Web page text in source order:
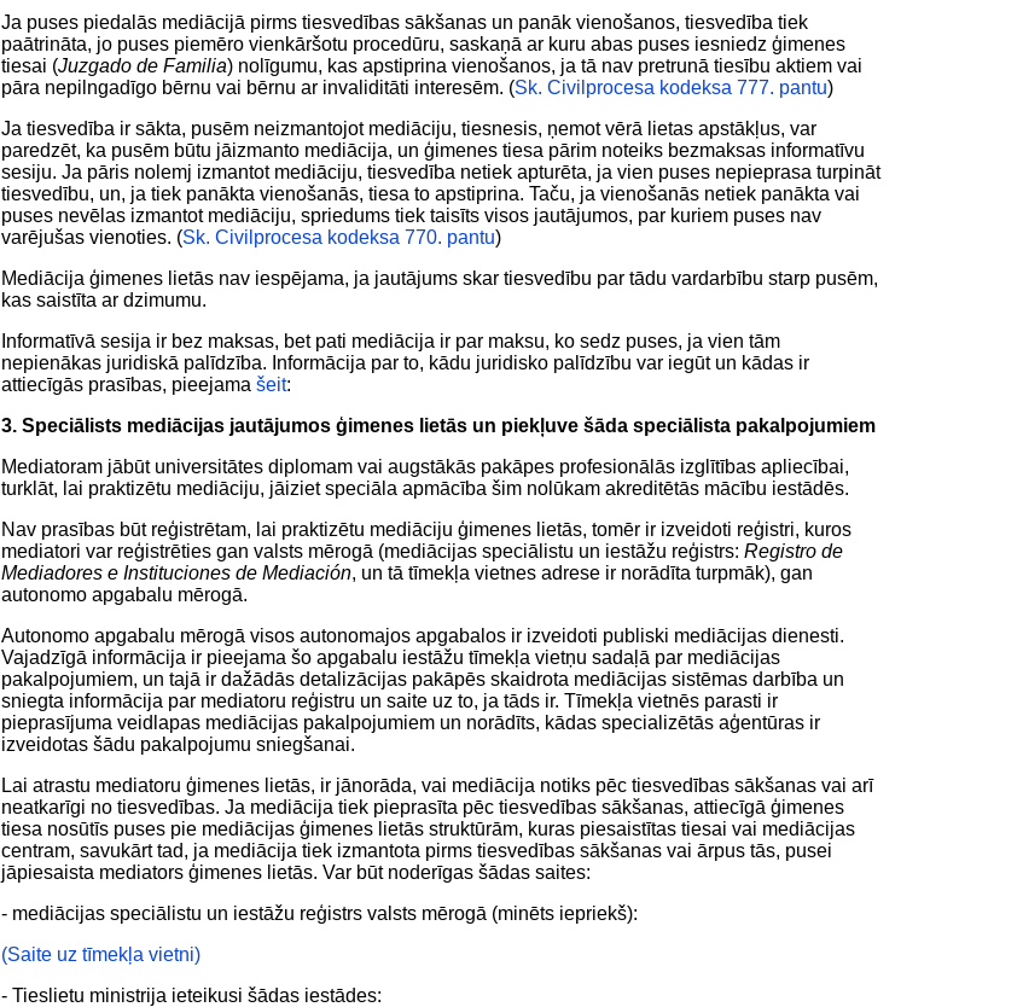
Ja puses piedalās mediācijā pirms tiesvedības sākšanas un panāk vienošanos, tiesvedība tiek
paātrināta, jo puses piemēro vienkāršotu procedūru, saskaņā ar kuru abas puses iesniedz ģimenes
tiesai (Juzgado de Familia) nolīgumu, kas apstiprina vienošanos, ja tā nav pretrunā tiesību aktiem vai
pāra nepilngadīgo bērnu vai bērnu ar invaliditāti interesēm. (Sk. Civilprocesa kodeksa 777. pantu)
Ja tiesvedība ir sākta, pusēm neizmantojot mediāciju, tiesnesis, ņemot vērā lietas apstākļus, var
paredzēt, ka pusēm būtu jāizmanto mediācija, un ģimenes tiesa pārim noteiks bezmaksas informatīvu
sesiju. Ja pāris nolemj izmantot mediāciju, tiesvedība netiek apturēta, ja vien puses nepieprasa turpināt
tiesvedību, un, ja tiek panākta vienošanās, tiesa to apstiprina. Taču, ja vienošanās netiek panākta vai
puses nevēlas izmantot mediāciju, spriedums tiek taisīts visos jautājumos, par kuriem puses nav
varējušas vienoties. (Sk. Civilprocesa kodeksa 770. pantu)
Mediācija ģimenes lietās nav iespējama, ja jautājums skar tiesvedību par tādu vardarbību starp pusēm,
kas saistīta ar dzimumu.
Informatīvā sesija ir bez maksas, bet pati mediācija ir par maksu, ko sedz puses, ja vien tām
nepienākas juridiskā palīdzība. Informācija par to, kādu juridisko palīdzību var iegūt un kādas ir
attiecīgās prasības, pieejama šeit:
3. Speciālists mediācijas jautājumos ģimenes lietās un piekļuve šāda speciālista pakalpojumiem
Mediatoram jābūt universitātes diplomam vai augstākās pakāpes profesionālās izglītības apliecībai,
turklāt, lai praktizētu mediāciju, jāiziet speciāla apmācība šim nolūkam akreditētās mācību iestādēs.
Nav prasības būt reģistrētam, lai praktizētu mediāciju ģimenes lietās, tomēr ir izveidoti reģistri, kuros
mediatori var reģistrēties gan valsts mērogā (mediācijas speciālistu un iestāžu reģistrs: Registro de
Mediadores e Instituciones de Mediación, un tā tīmekļa vietnes adrese ir norādīta turpmāk), gan
autonomo apgabalu mērogā.
Autonomo apgabalu mērogā visos autonomajos apgabalos ir izveidoti publiski mediācijas dienesti.
Vajadzīgā informācija ir pieejama šo apgabalu iestāžu tīmekļa vietņu sadaļā par mediācijas
pakalpojumiem, un tajā ir dažādās detalizācijas pakāpēs skaidrota mediācijas sistēmas darbība un
sniegta informācija par mediatoru reģistru un saite uz to, ja tāds ir. Tīmekļa vietnēs parasti ir
pieprasījuma veidlapas mediācijas pakalpojumiem un norādīts, kādas specializētās aģentūras ir
izveidotas šādu pakalpojumu sniegšanai.
Lai atrastu mediatoru ģimenes lietās, ir jānorāda, vai mediācija notiks pēc tiesvedības sākšanas vai arī
neatkarīgi no tiesvedības. Ja mediācija tiek pieprasīta pēc tiesvedības sākšanas, attiecīgā ģimenes
tiesa nosūtīs puses pie mediācijas ģimenes lietās struktūrām, kuras piesaistītas tiesai vai mediācijas
centram, savukārt tad, ja mediācija tiek izmantota pirms tiesvedības sākšanas vai ārpus tās, pusei
jāpiesaista mediators ģimenes lietās. Var būt noderīgas šādas saites:
- mediācijas speciālistu un iestāžu reģistrs valsts mērogā (minēts iepriekš):
(Saite uz tīmekļa vietni)
- Tieslietu ministrija ieteikusi šādas iestādes: